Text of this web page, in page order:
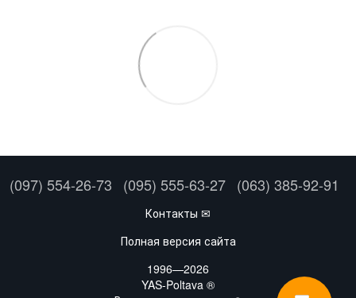
(097) 554-26-73 (095) 555-63-27 (063) 385-92-91
Контакты ✉
Полная версия сайта
1996—2026
YAS-Poltava ®